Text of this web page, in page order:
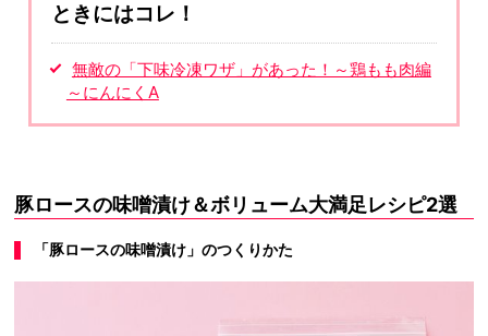
ときにはコレ！
無敵の「下味冷凍ワザ」があった！～鶏もも肉編
～にんにくA
豚ロースの味噌漬け＆ボリューム大満足レシピ2選
「豚ロースの味噌漬け」のつくりかた